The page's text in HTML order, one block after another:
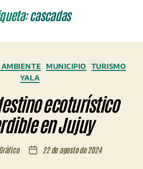
cascadas
Categorías
MUNICIPIO
TURISMO
YALA
ecoturístico
en Jujuy
Fecha22 de agosto de 2024